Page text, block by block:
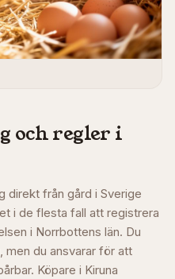
och regler i
direkt från gård i Sverige
i de flesta fall att registrera
i Norrbottens län. Du
men du ansvarar för att
Köpare i Kiruna